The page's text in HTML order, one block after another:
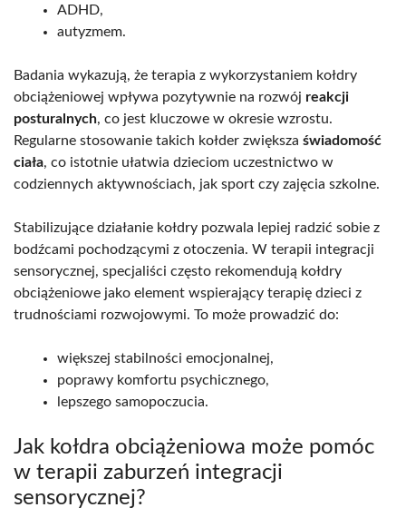
ADHD,
autyzmem.
Badania wykazują, że terapia z wykorzystaniem kołdry
obciążeniowej wpływa pozytywnie na rozwój reakcji
posturalnych, co jest kluczowe w okresie wzrostu.
Regularne stosowanie takich kołder zwiększa świadomość
ciała, co istotnie ułatwia dzieciom uczestnictwo w
codziennych aktywnościach, jak sport czy zajęcia szkolne.
Stabilizujące działanie kołdry pozwala lepiej radzić sobie z
bodźcami pochodzącymi z otoczenia. W terapii integracji
sensorycznej, specjaliści często rekomendują kołdry
obciążeniowe jako element wspierający terapię dzieci z
trudnościami rozwojowymi. To może prowadzić do:
większej stabilności emocjonalnej,
poprawy komfortu psychicznego,
lepszego samopoczucia.
Jak kołdra obciążeniowa może pomóc
w terapii zaburzeń integracji
sensorycznej?